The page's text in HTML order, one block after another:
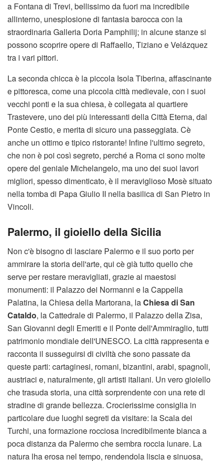
a Fontana di Trevi, bellissimo da fuori ma incredibile
allinterno, unesplosione di fantasia barocca con la
straordinaria Galleria Doria Pamphilij; in alcune stanze si
possono scoprire opere di Raffaello, Tiziano e Velázquez
tra i vari pittori.
La seconda chicca è la piccola Isola Tiberina, affascinante
e pittoresca, come una piccola città medievale, con i suoi
vecchi ponti e la sua chiesa, è collegata al quartiere
Trastevere, uno dei più interessanti della Città Eterna, dal
Ponte Cestio, e merita di sicuro una passeggiata. Cè
anche un ottimo e tipico ristorante! Infine l'ultimo segreto,
che non è poi così segreto, perché a Roma ci sono molte
opere del geniale Michelangelo, ma uno dei suoi lavori
migliori, spesso dimenticato, è il meraviglioso Mosè situato
nella tomba di Papa Giulio II nella basilica di San Pietro in
Vincoli.
Palermo, il gioiello della Sicilia
Non c'è bisogno di lasciare Palermo e il suo porto per
ammirare la storia dell'arte, qui cè già tutto quello che
serve per restare meravigliati, grazie ai maestosi
monumenti: il Palazzo dei Normanni e la Cappella
Palatina, la Chiesa della Martorana, laChiesa di San
Cataldo, la Cattedrale di Palermo, il Palazzo della Zisa,
San Giovanni degli Emeriti e il Ponte dell'Ammiraglio, tutti
patrimonio mondiale dell'UNESCO. La città rappresenta e
racconta il susseguirsi di civiltà che sono passate da
queste parti: cartaginesi, romani, bizantini, arabi, spagnoli,
austriaci e, naturalmente, gli artisti italiani. Un vero gioiello
che trasuda storia, una città sorprendente con una rete di
stradine di grande bellezza. Crocierissime consiglia in
particolare due luoghi segreti da visitare: la Scala dei
Turchi, una formazione rocciosa incredibilmente bianca a
poca distanza da Palermo che sembra roccia lunare. La
natura lha erosa nel tempo, rendendola liscia e sinuosa,